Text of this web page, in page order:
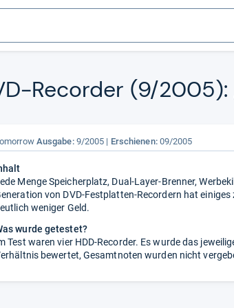
​Recor­der (9/2005):
Ausgabe: 9/2005 Erschienen:09/2005
Menge Speicherplatz, Dual-Layer-Brenner,
von DVD-Festplatten-Recordern hat einiges
weniger Geld.
wurde getestet?
Test waren vier HDD-Recorder. Es wurde das
bewertet, Gesamtnoten wurden nicht